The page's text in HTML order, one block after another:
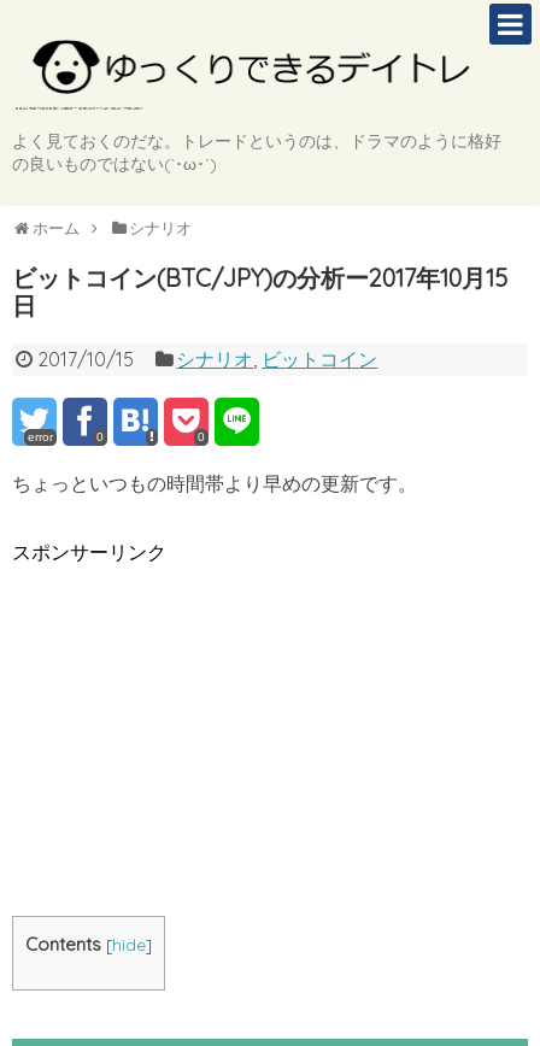
よく見ておくのだな。トレードというのは、ドラマのように格好
の良いものではない(`･ω･´)
ホーム シナリオ
ビットコイン(BTC/JPY)の分析ー2017年10月15
日
2017/10/15 シナリオ ビットコイン
error 0 0
ちょっといつもの時間帯より早めの更新です。
スポンサーリンク
Contents [hide]